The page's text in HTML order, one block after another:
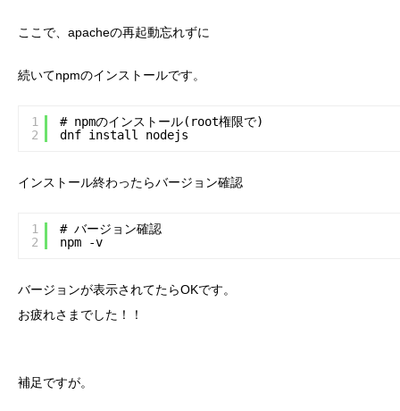
ここで、apacheの再起動忘れずに
続いてnpmのインストールです。
1
2
# npmのインストール(root権限で)
dnf install nodejs
インストール終わったらバージョン確認
1
2
# バージョン確認
npm -v
バージョンが表示されてたらOKです。
お疲れさまでした！！
補足ですが。